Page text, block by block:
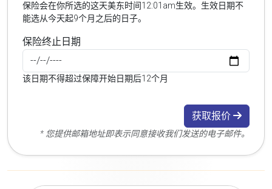
保险会在你所选的这天美东时间12:01am生效。生效日期不
能选从今天起9个月之后的日子。
保险终止日期
该日期不得超过保障开始日期后12个月
获取报价
* 您提供邮箱地址即表示同意接收我们发送的电子邮件。